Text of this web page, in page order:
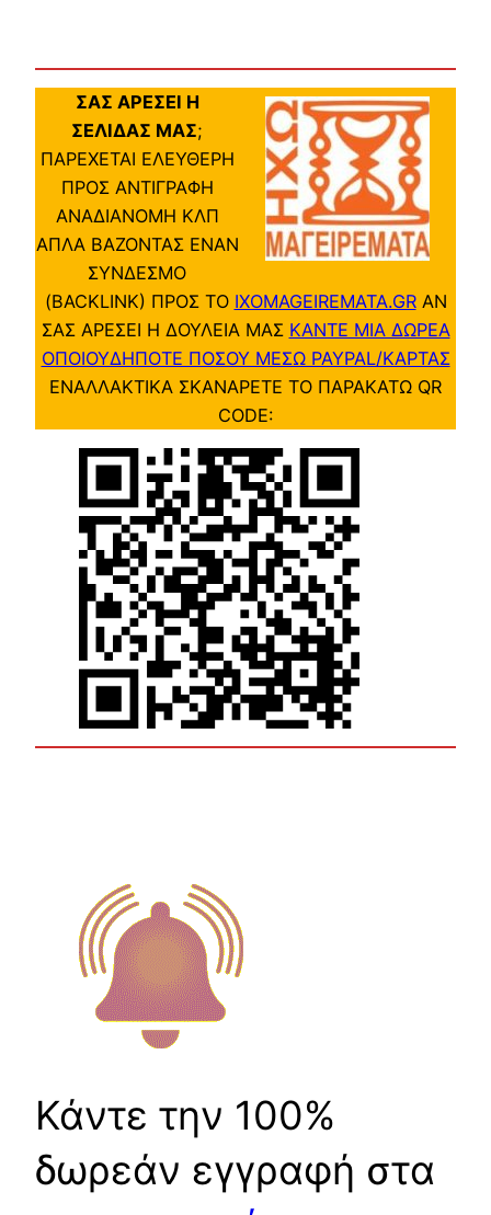
ΣΑΣ ΑΡΕΣΕΙ Η
ΣΕΛΙΔΑΣ ΜΑΣ;
ΠΑΡΕΧΕΤΑΙ ΕΛΕΥΘΕΡΗ
ΠΡΟΣ ΑΝΤΙΓΡΑΦΗ
ΑΝΑΔΙΑΝΟΜΗ ΚΛΠ
ΑΠΛΑ ΒΑΖΟΝΤΑΣ ΕΝΑΝ
ΣΥΝΔΕΣΜΟ
(BACKLINK) ΠΡΟΣ ΤΟ IXOMAGEIREMATA.GRΑΝ
ΣΑΣ ΑΡΕΣΕΙ Η ΔΟΥΛΕΙΑ ΜΑΣ ΚΑΝΤΕ ΜΙΑ ΔΩΡΕΑ
ΟΠΟΙΟΥΔΗΠΟΤΕ ΠΟΣΟΥ ΜΕΣΩ PAYPAL/ΚΑΡΤΑΣ
ΕΝΑΛΛΑΚΤΙΚΑ ΣΚΑΝΑΡΕΤΕ ΤΟ ΠΑΡΑΚΑΤΩ QR
CODE:
Κάντε την 100%
δωρεάν εγγραφή στα